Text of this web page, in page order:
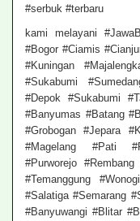
#serbuk #terbaru
kami melayani
#Bogor #Ciamis
#Kuningan
#Sukabumi
#Depok #Sukabumi
#Banyumas #Batang
#Grobogan #Jepara
#Magelang #Pati
#Purworejo
#Temanggung
#Salatiga #Semarang
#Banyuwangi #Blitar